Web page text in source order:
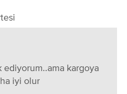
kargoya
iyi olur